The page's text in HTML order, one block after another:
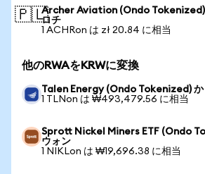
🇵🇱Archer Aviation (Ondo Tokenized)
ロチ
1 ACHRon は zł 20.84 に相当
他のRWAをKRWに変換
Talen Energy (Ondo Tokenized) か
1 TLNon は ₩493,479.56 に相当
Sprott Nickel Miners ETF (Ondo
ウォン
1 NIKLon は ₩19,696.38 に相当